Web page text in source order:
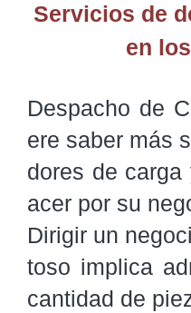
Servicios de
en
Despacho de
ere saber más
dores de
acer por su
Dirigir un
toso implica
cantidad de